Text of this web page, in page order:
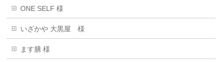
ONE SELF 様
いざかや 大黒屋 様
ます膳 様